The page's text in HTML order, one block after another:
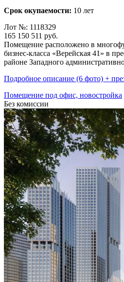
Срок окупаемости: 10 лет
Лот №: 1118329
165 150 511 руб.
Помещение расположено в
бизнес-класса «Верейская 41» в
районе Западного
Подробное описание (6 фото) +
Помещение под офис, новостройка
Без комиссии